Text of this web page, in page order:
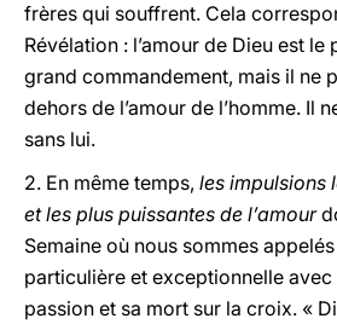
frères qui souffrent. Cela
Révélation : l’amour de Dieu est le
grand commandement, mais il ne
dehors de l’amour de l’homme. Il
sans lui.
2. En même temps, les impulsions
et les plus puissantes de l’amour
Semaine où nous sommes
particulière et exceptionnelle avec
passion et sa mort sur la croix. «